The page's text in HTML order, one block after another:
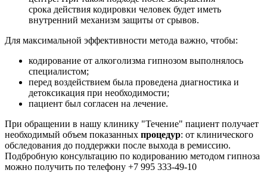
срока действия кодировки человек будет иметь
внутренний механизм защиты от срывов.
Для максимальной эффективности метода важно, чтобы:
кодирование от алкоголизма гипнозом выполнялось
специалистом;
перед воздействием была проведена диагностика и
детоксикация при необходимости;
пациент был согласен на лечение.
При обращении в нашу клинику "Течение" пациент получает
необходимый объем показанных процедур: от клинического
обследования до поддержки после выхода в ремиссию.
Подбробную консультацию по кодированию методом гипноза
можно получить по телефону +7 995 333-49-10